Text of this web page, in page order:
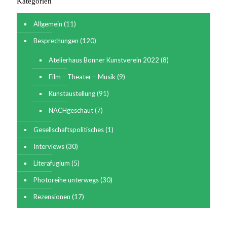
Am Woche
mit Nara B
#ludwigforumaachen
Allgemein (11)
Besprechungen (120)
Atelierhaus Bonner Kunstverein 2022 (8)
Film – Theater – Musik (9)
Kunstaustellung(91)
NACHgeschaut(7)
Gesellschaftspolitisches(1)
Interviews(30)
Literafugium (5)
Photoreihe unterwegs(30)
Rezensionen (17)